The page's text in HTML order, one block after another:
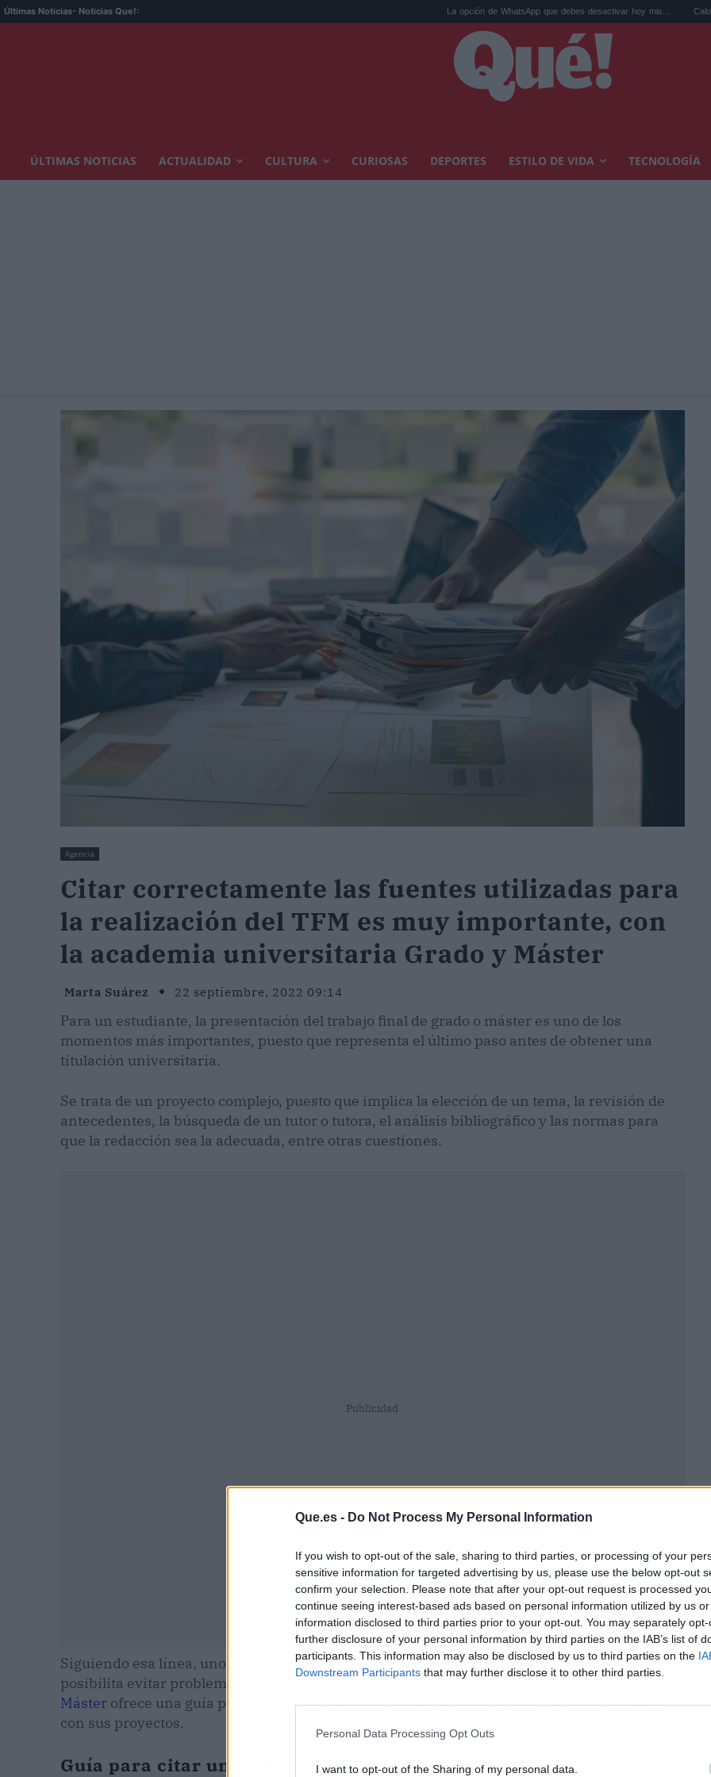
Que.es - Do Not Process My Personal Information
If you wish to opt-out of the sale, sharing to third parties, or processing of your
sensitive information for targeted advertising by us, please use the below opt-out
confirm your selection. Please note that after your opt-out request is processed
continue seeing interest-based ads based on personal information utilized by us
information disclosed to third parties prior to your opt-out. You may separately
further disclosure of your personal information by third parties on the IAB’s list of
participants. This information may also be disclosed by us to third parties on the
Downstream Participants that may further disclose it to other third parties.
Personal Data Processing Opt Outs
I want to opt-out of the Sharing of my personal data.
Últimas Noticias- Noticias Que!: La opción de WhatsApp que debes desactivar hoy mis... Calor extremo y
ÚLTIMAS NOTICIAS ACTUALIDAD CULTURA CURIOSAS DEPORTES ESTILO DE VIDA TECNOLOGÍA
Agencia
Citar correctamente las fuentes utilizadas para
la realización del TFM es muy importante, con
la academia universitaria Grado y Máster
Marta Suárez 22 septiembre, 2022 09:14
Para un estudiante, la presentación del trabajo final de grado o máster es uno de los
momentos más importantes, puesto que representa el último paso antes de obtener una
titulación universitaria.
Se trata de un proyecto complejo, puesto que implica la elección de un tema, la revisión de
antecedentes, la búsqueda de un tutor o tutora, el análisis bibliográfico y las normas para
que la redacción sea la adecuada, entre otras cuestiones.
Publicidad
Siguiendo esa línea, uno de los puntos más importantes es sabercómo citar un TFM , ya que
posibilita evitar problemas con plagios. Por ese motivo, la
academia universitaria Grado y
Máster ofrece una guía para que los estudiantes conozcan la normativa y puedan avanzar
con sus proyectos.
Guía para citar un TMF